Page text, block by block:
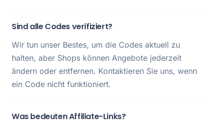
Sind alle Codes verifiziert?
Wir tun unser Bestes, um die Codes aktuell zu
halten, aber Shops können Angebote jederzeit
ändern oder entfernen. Kontaktieren Sie uns, wenn
ein Code nicht funktioniert.
Was bedeuten Affiliate-Links?